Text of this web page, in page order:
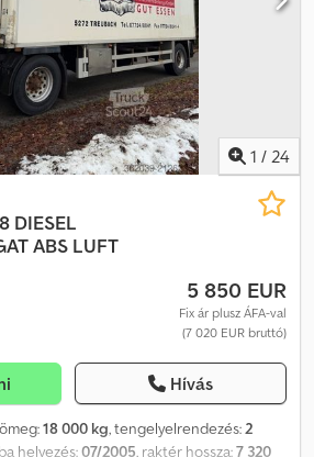
1 / 24
DIESEL
ABS LUFT
5 850 EUR
Fix ár plusz ÁFA-val
(7 020 EUR bruttó)
Hívás
18 000 kg, tengelyelrendezés:2
helyezés:07/2005, raktér hossza:7 320